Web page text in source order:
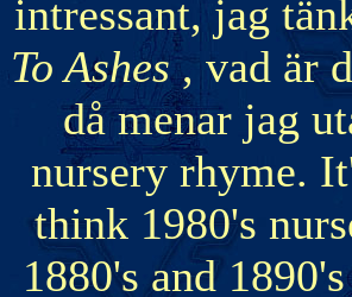
intressant, jag
To Ashes, vad är
då menar jag
nursery rhyme.
think 1980's
1880's and